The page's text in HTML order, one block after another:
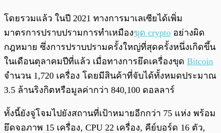
โดยรวมแล้ว ในปี 2021 ทางการมาเลเซียได้เพิ่ม
มาตรการปราบปรามการทำเหมืองขุด crypto อย่างผิด
กฎหมาย ซึ่งการปราบปรามครั้งใหญ่ที่สุดครั้งหนึ่งเกิดขึ้น
ในเดือนตุลาคมปีที่แล้ว เมื่อทางการยึดเครื่องขุด Bitcoin
จำนวน 1,720 เครื่อง โดยมีสินค้าที่จับได้ทั้งหมดประมาณ
3.5 ล้านริงกิตหรือมูลค่ากว่า 840,100 ดอลลาร์
ทั้งนี้ยังจู่โจมไปยังสถานที่เป้าหมายอีกกว่า 75 แห่ง พร้อม
ยึดจอภาพ 15 เครื่อง, CPU 22 เครื่อง, คีย์บอร์ด 16 ตัว,